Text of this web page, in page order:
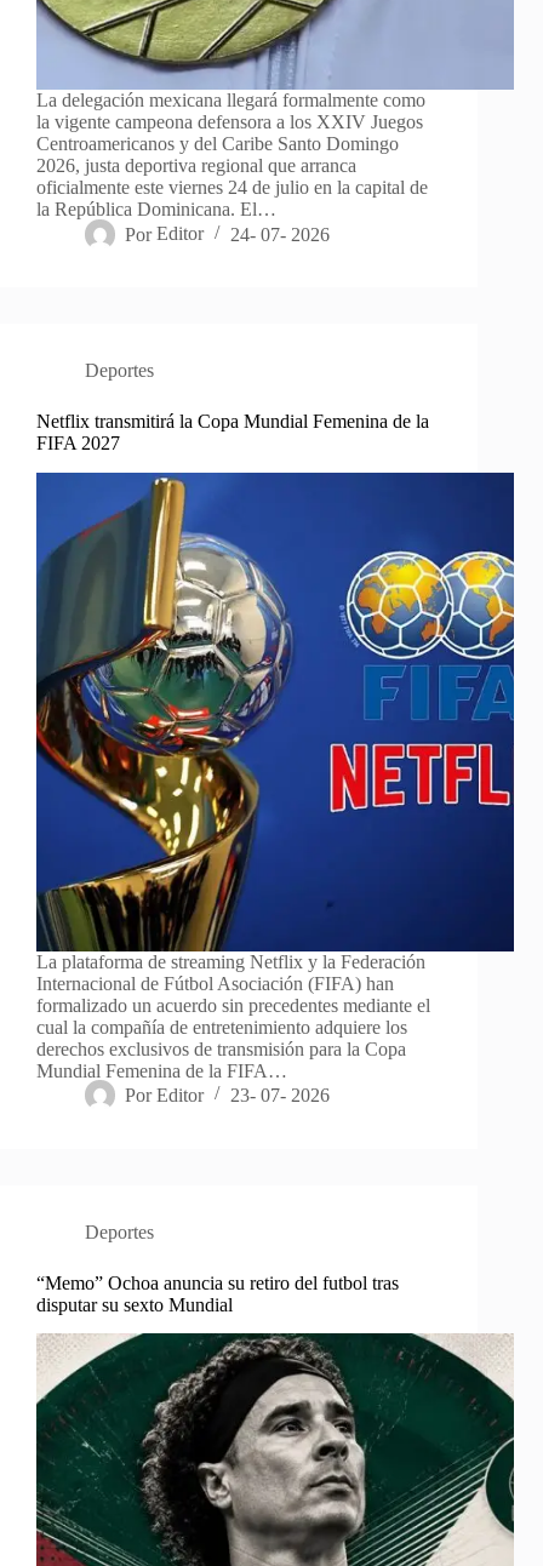
La delegación mexicana llegará formalmente como
la vigente campeona defensora a los XXIV Juegos
Centroamericanos y del Caribe Santo Domingo
2026, justa deportiva regional que arranca
oficialmente este viernes 24 de julio en la capital de
la República Dominicana. El…
Por Editor 24- 07- 2026
Deportes
Netflix transmitirá la Copa Mundial Femenina de la
FIFA 2027
La plataforma de streaming Netflix y la Federación
Internacional de Fútbol Asociación (FIFA) han
formalizado un acuerdo sin precedentes mediante el
cual la compañía de entretenimiento adquiere los
derechos exclusivos de transmisión para la Copa
Mundial Femenina de la FIFA…
Por Editor 23- 07- 2026
Deportes
“Memo” Ochoa anuncia su retiro del futbol tras
disputar su sexto Mundial